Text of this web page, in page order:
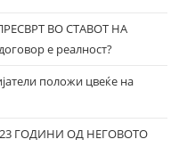
ВО СТАВОТ НА
е реалност?
положи цвеќе на
ГОДИНИ ОД НЕГОВОТО